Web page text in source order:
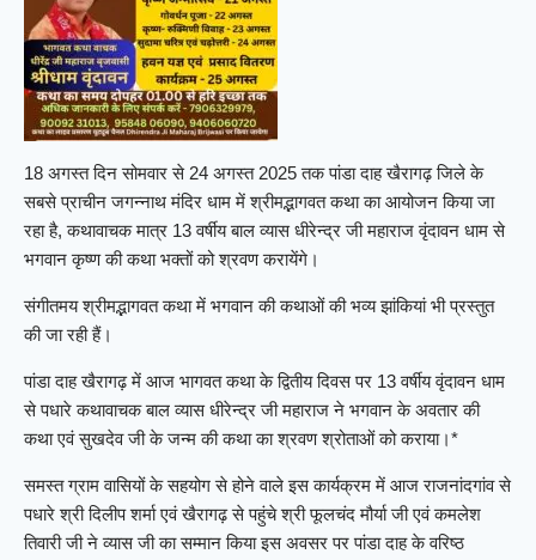
18 अगस्त दिन सोमवार से 24 अगस्त 2025 तक पांडा दाह खैरागढ़ जिले के
सबसे प्राचीन जगन्नाथ मंदिर धाम में श्रीमद्भागवत कथा का आयोजन किया जा
रहा है, कथावाचक मात्र 13 वर्षीय बाल व्यास धीरेन्द्र जी महाराज वृंदावन धाम से
भगवान कृष्ण की कथा भक्तों को श्रवण करायेंगे।
संगीतमय श्रीमद्भागवत कथा में भगवान की कथाओं की भव्य झांकियां भी प्रस्तुत
की जा रही हैं।
पांडा दाह खैरागढ़ में आज भागवत कथा के द्वितीय दिवस पर 13 वर्षीय वृंदावन धाम
से पधारे कथावाचक बाल व्यास धीरेन्द्र जी महाराज ने भगवान के अवतार की
कथा एवं सुखदेव जी के जन्म की कथा का श्रवण श्रोताओं को कराया।*
समस्त ग्राम वासियों के सहयोग से होने वाले इस कार्यक्रम में आज राजनांदगांव से
पधारे श्री दिलीप शर्मा एवं खैरागढ़ से पहुंचे श्री फूलचंद मौर्या जी एवं कमलेश
तिवारी जी ने व्यास जी का सम्मान किया इस अवसर पर पांडा दाह के वरिष्ठ